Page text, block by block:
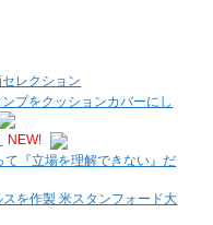
レクション
プをクッションカバーにし
NEW!
て『立場を理解できない』だ
スを作製 米スタンフォード大